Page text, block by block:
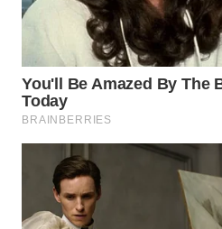
TAPANULI
TENGAH
WN DELI
WN
TEBING
TINGGI